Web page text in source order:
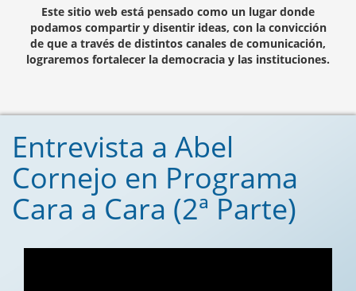
Este sitio web está pensado como un lugar donde
podamos compartir y disentir ideas, con la convicción
de que a través de distintos canales de comunicación,
lograremos fortalecer la democracia y las instituciones.
Entrevista a Abel
Cornejo en Programa
Cara a Cara (2ª Parte)